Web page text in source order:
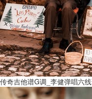
传奇吉他谱G调_李健弹唱六